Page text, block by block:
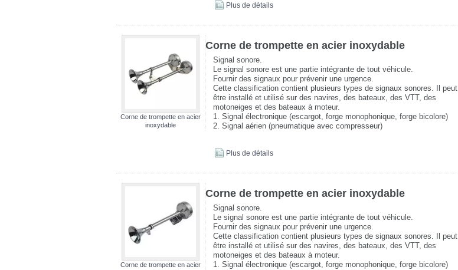
Plus de détails
Corne de trompette en acier
inoxydable
Corne de trompette en acier inoxydable
Signal sonore.
Le signal sonore est une partie intégrante de tout véhicule.
Fournir des signaux pour prévenir une urgence.
Cette classification contient plusieurs types de signaux sonores. Il peut
être installé et utilisé sur des navires, des bateaux, des VTT, des
motoneiges et des bateaux à moteur.
1. Signal électronique (escargot, forge monophonique, forge bicolore)
2. Signal aérien (pneumatique avec compresseur)
Plus de détails
Corne de trompette en acier
Corne de trompette en acier inoxydable
Signal sonore.
Le signal sonore est une partie intégrante de tout véhicule.
Fournir des signaux pour prévenir une urgence.
Cette classification contient plusieurs types de signaux sonores. Il peut
être installé et utilisé sur des navires, des bateaux, des VTT, des
motoneiges et des bateaux à moteur.
1. Signal électronique (escargot, forge monophonique, forge bicolore)